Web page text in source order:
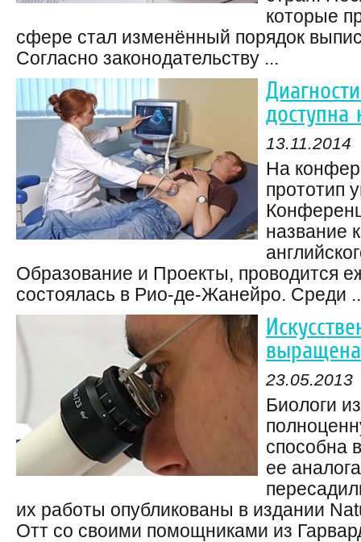
которые
сфере стал изменённый порядок
Согласно законодательству ...
13.11.2014
На
прототип
название
Образование и Проекты, проводится
состоялась в Рио-де-Жанейро. Среди
23.05.2013
Биологи
способна
ее
их работы опубликованы в издании
Отт со своими помощниками из